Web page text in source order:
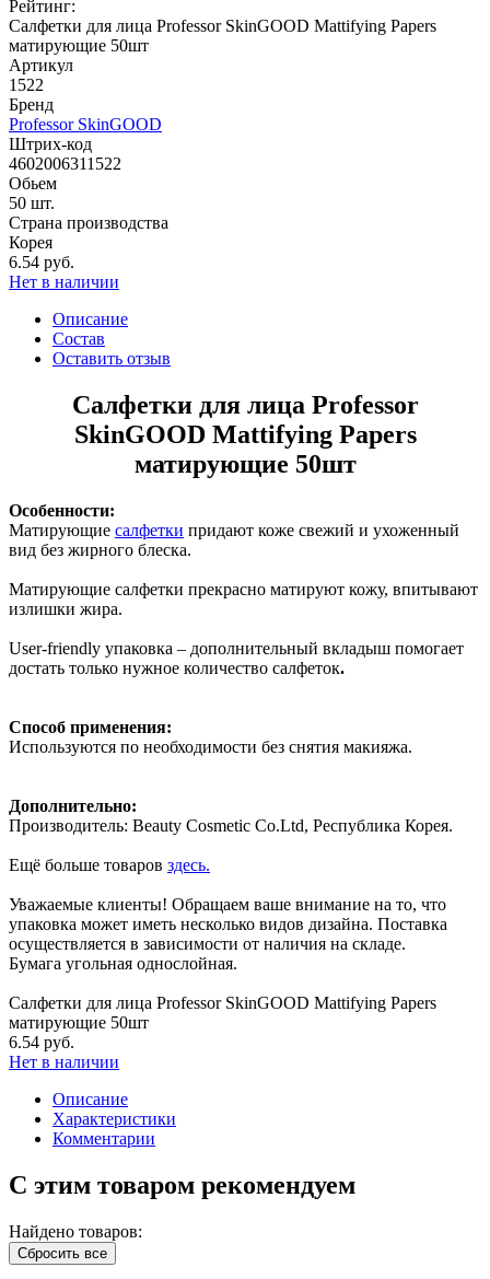
Рейтинг:
Салфетки для лица Professor SkinGOOD Mattifying Papers
матирующие 50шт
Артикул
1522
Бренд
Professor SkinGOOD
Штрих-код
4602006311522
Обьем
50 шт.
Страна производства
Корея
6.54 руб.
Нет в наличии
Описание
Состав
Оставить отзыв
Салфетки для лица Professor
SkinGOOD Mattifying Papers
матирующие 50шт
Особенности:
Матирующие салфетки придают коже свежий и ухоженный
вид без жирного блеска.
Матирующие салфетки прекрасно матируют кожу, впитывают
излишки жира.
User-friendly упаковка – дополнительный вкладыш помогает
достать только нужное количество салфеток.
Способ применения:
Используются по необходимости без снятия макияжа.
Дополнительно:
Производитель: Beauty Cosmetic Co.Ltd, Республика Корея.
Ещё больше товаров здесь.
Уважаемые клиенты! Обращаем ваше внимание на то, что
упаковка может иметь несколько видов дизайна. Поставка
осуществляется в зависимости от наличия на складе.
Бумага угольная однослойная.
Салфетки для лица Professor SkinGOOD Mattifying Papers
матирующие 50шт
6.54 руб.
Нет в наличии
Описание
Характеристики
Комментарии
С этим товаром рекомендуем
Найдено товаров:
Сбросить все